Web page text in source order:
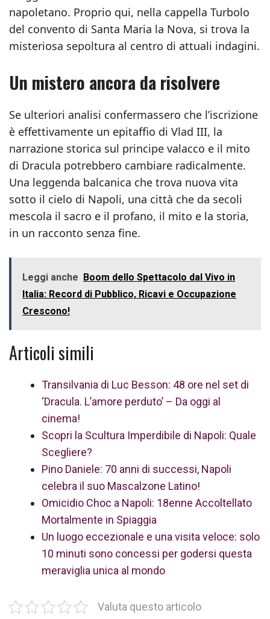
napoletano. Proprio qui, nella cappella Turbolo
del convento di Santa Maria la Nova, si trova la
misteriosa sepoltura al centro di attuali indagini.
Un mistero ancora da risolvere
Se ulteriori analisi confermassero che l’iscrizione
è effettivamente un epitaffio di Vlad III, la
narrazione storica sul principe valacco e il mito
di Dracula potrebbero cambiare radicalmente.
Una leggenda balcanica che trova nuova vita
sotto il cielo di Napoli, una città che da secoli
mescola il sacro e il profano, il mito e la storia,
in un racconto senza fine.
Leggi anche Boom dello Spettacolo dal Vivo in
Italia: Record di Pubblico, Ricavi e Occupazione
Crescono!
Articoli simili
Transilvania di Luc Besson: 48 ore nel set di
‘Dracula. L’amore perduto’ – Da oggi al
cinema!
Scopri la Scultura Imperdibile di Napoli: Quale
Scegliere?
Pino Daniele: 70 anni di successi, Napoli
celebra il suo Mascalzone Latino!
Omicidio Choc a Napoli: 18enne Accoltellato
Mortalmente in Spiaggia
Un luogo eccezionale e una visita veloce: solo
10 minuti sono concessi per godersi questa
meraviglia unica al mondo
Valuta questo articolo